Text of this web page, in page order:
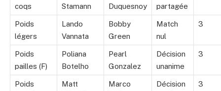
coqs
Stamann
Duquesnoy
partagée
Poids
légers
Lando
Vannata
Bobby
Green
Match
nul
3
Poids
pailles (F)
Poliana
Botelho
Pearl
Gonzalez
Décision
unanime
3
Poids
Matt
Marco
Décision
3